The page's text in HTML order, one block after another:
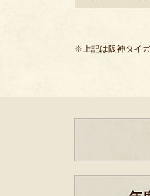
※上記は阪神タイ